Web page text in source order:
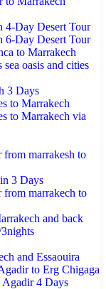
4-Day Desert Tour
6-Day Desert Tour
to Marrakech
sea oasis and cities
3 Days
to Marrakech
to Marrakech via
from marrakesh to
3 Days
from marrakech to
and back
and Essaouira
to Erg Chigaga
Agadir 4 Days